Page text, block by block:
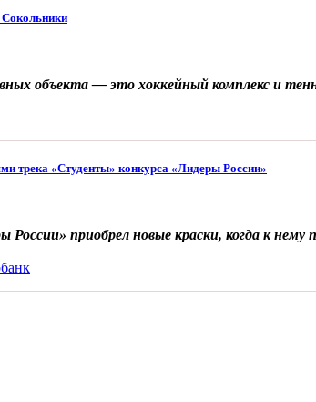
Сокольники
объекта — это хоккейный комплекс и
трека «Студенты» конкурса «Лидеры России»
России» приобрел новые краски, когда к